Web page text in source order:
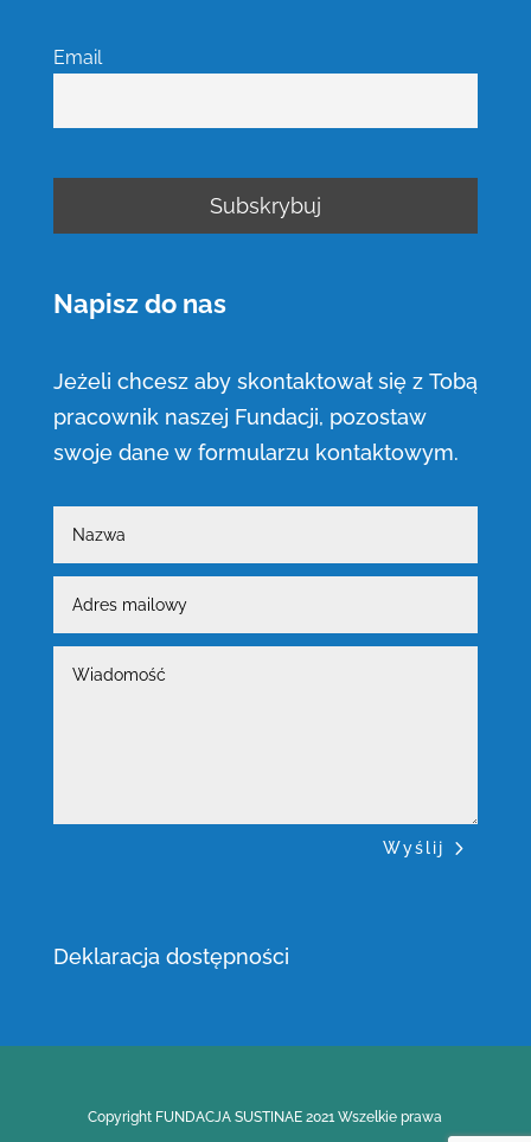
Email
Napisz do nas
Jeżeli chcesz aby skontaktował się z Tobą
pracownik naszej Fundacji, pozostaw
swoje dane w formularzu kontaktowym.
mailowy
Wyślij
Deklaracja dostępności
Copyright FUNDACJA SUSTINAE 2021 Wszelkie prawa